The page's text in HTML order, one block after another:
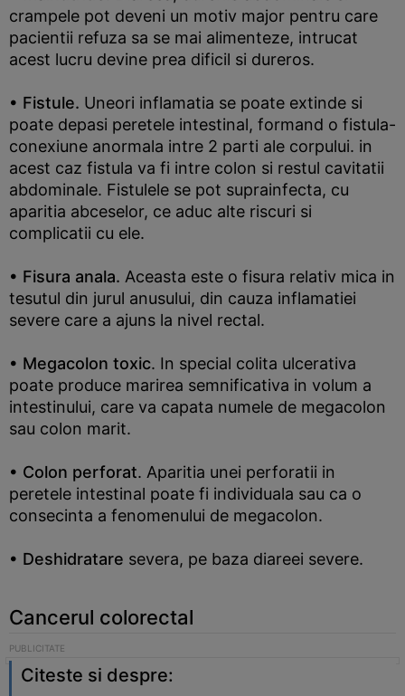
crampele pot deveni un motiv major pentru care
pacientii refuza sa se mai alimenteze, intrucat
acest lucru devine prea dificil si dureros.
• Fistule. Uneori inflamatia se poate extinde si
poate depasi peretele intestinal, formand o fistula-
conexiune anormala intre 2 parti ale corpului. in
acest caz fistula va fi intre colon si restul cavitatii
abdominale. Fistulele se pot suprainfecta, cu
aparitia abceselor, ce aduc alte riscuri si
complicatii cu ele.
• Fisura anala. Aceasta este o fisura relativ mica in
tesutul din jurul anusului, din cauza inflamatiei
severe care a ajuns la nivel rectal.
• Megacolon toxic. In special colita ulcerativa
poate produce marirea semnificativa in volum a
intestinului, care va capata numele de megacolon
sau colon marit.
• Colon perforat. Aparitia unei perforatii in
peretele intestinal poate fi individuala sau ca o
consecinta a fenomenului de megacolon.
• Deshidratare severa, pe baza diareei severe.
Cancerul colorectal
Citeste si despre: